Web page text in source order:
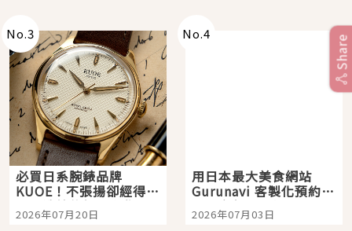
No.3
必買日系腕錶品牌
KUOE！不張揚卻經得起
時間洗鍊的經典之作五
選
2026年07月20日
No.4
用日本最大美食網站
Gurunavi 客製化預約九
大都市餐廳，打造專屬
美食體驗！
2026年07月03日
Share